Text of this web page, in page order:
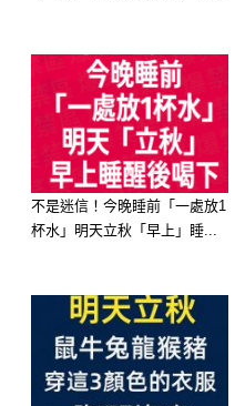
天蠍最大的特徵
為小氣，而是因
多深，恨就有多深
不是迷信！今晚睡前「一處放1
杯水」明天立秋「早上」睡...